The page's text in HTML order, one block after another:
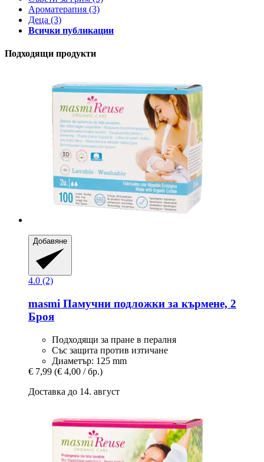
Ароматерапия (3)
Деца (3)
Всички публикации
Подходящи продукти
Добавяне
4.0 (2)
masmi Памучни подложки за кърмене, 2
Броя
Подходящи за пране в пералня
Със защита против изтичане
Диаметър: 125 mm
€ 7,99 (€ 4,00 / бр.)
Доставка до 14. август